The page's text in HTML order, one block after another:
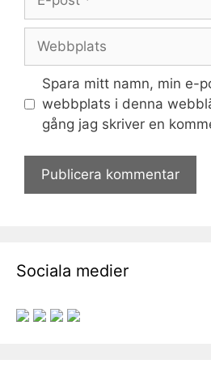
Webbplats
Spara mitt namn, min e-
webbplats i denna
gång jag skriver en
Sociala medier